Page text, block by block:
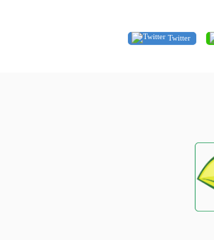
Twitter